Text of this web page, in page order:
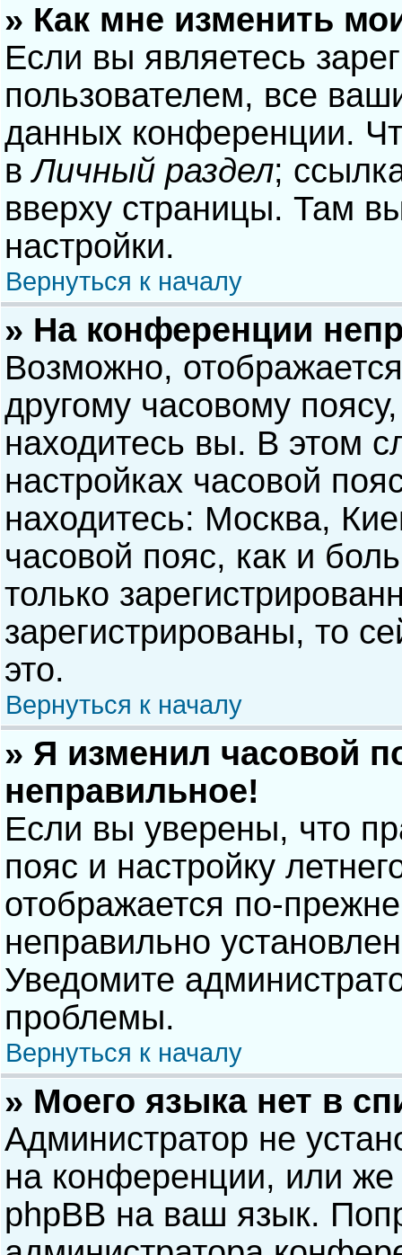
» Как мне изменить
Если вы являетесь
пользователем, все
данных конференции.
вЛичный раздел;
вверху страницы. Там
настройки.
Вернуться к началу
» На конференции
Возможно,
другому часовому
находитесь вы. В этом
настройках часовой
находитесь: Москва,
часовой пояс, как и
только
зарегистрированы, то
это.
Вернуться к началу
» Я изменил часовой
неправильное!
Если вы уверены, что
пояс и настройку
отображается по-
неправильно
Уведомите
проблемы.
Вернуться к началу
» Моего языка нет в
Администратор не
на конференции, или же
phpBB на ваш язык.